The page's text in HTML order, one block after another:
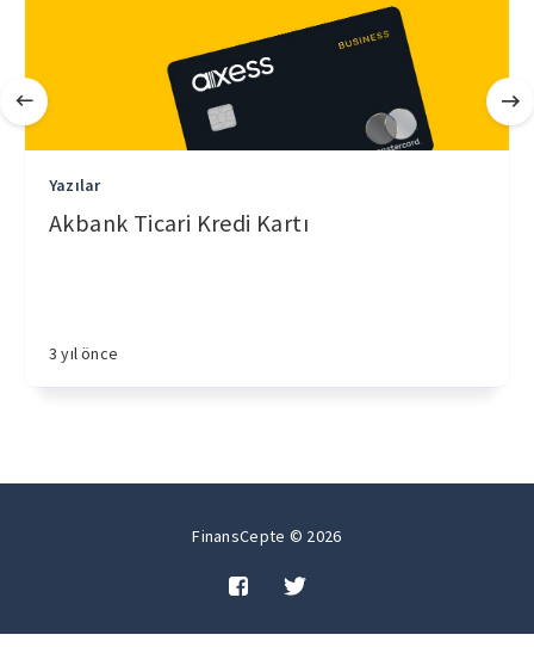
Yazılar
Akbank Ticari Kredi Kartı
3 yıl önce
FinansCepte © 2026